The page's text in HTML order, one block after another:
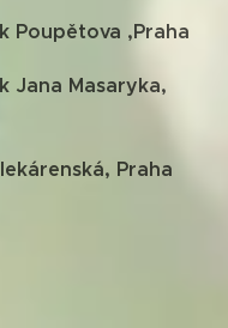
Poupětova ,Praha
Jana Masaryka,
Praha